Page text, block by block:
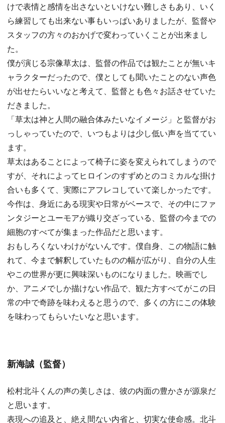
けで表情と感情を出さないといけない難しさもあり、いく
ら練習しても出来ない事もいっぱいありましたが、監督や
スタッフの方々のおかげで変わっていくことが出来まし
た。
僕が演じる宗像草太は、監督の作品では観たことが無いキ
ャラクターだったので、僕としても聞いたことのない声色
が出せたらいいなと考えて、監督とも色々お話させていた
だきました。
「草太は神と人間の融合体みたいなイメージ」と監督がお
っしゃっていたので、いつもよりは少し低い声を当ててい
ます。
草太はあることによって椅子に姿を変えられてしまうので
すが、それによってヒロインのすずめとのコミカルな掛け
合いも多くて、実際にアフレコしていて楽しかったです。
今作は、身近にある現実や日常がベースで、その中にファ
ンタジーとユーモアが織り交ざっている、監督の今までの
細胞のすべてが集まった作品だと思います。
おもしろくないわけがないんです。僕自身、この物語に触
れて、今まで解釈していたものの幅が広がり、自分の人生
やこの世界が更に興味深いものになりました。映画でし
か、アニメでしか描けない作品で、観た方すべてがこの日
常の中で奇跡を味わえると思うので、多くの方にこの体験
を味わってもらいたいなと思います。
新海誠（監督）
松村北斗くんの声の美しさは、彼の内面の豊かさが源泉だ
と思います。
表現への追及と、絶え間ない内省と、切実な使命感。北斗